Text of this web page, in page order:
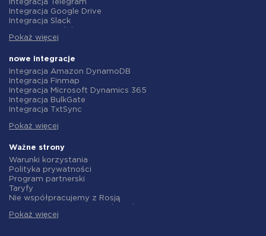
Integracja Telegram
Integracja Google Drive
Integracja Slack
Integracja Gmail
Integracja ClickUp
Integracja Airtable
Integracja Google Contacts
Integracja OpenAI (ChatGPT)
Integracja Instagram
Integracja ActiveCampaign
Integracja Salesforce CRM
Integracja Notion
Integracja AWeber
Integracja Asana
Integracja ZOHO CRM
Integracja Webhooks
Integracja GetResponse
Integracja WooCommerce
Integracja Pipedrive
Pokaż więcej
nowe integracje
Integracja Amazon DynamoDB
Integracja Finmap
Integracja Microsoft Dynamics 365
Integracja BulkGate
Integracja TxtSync
Integracja Corezoid
Integracja Instasent
Integracja AtomPark
Integracja TXTImpact
Integracja Campaign Monitor
Integracja CM.com
Integracja D7 Networks
Integracja SMSGlobal
Pokaż więcej
Ważne strony
Warunki korzystania
Polityka prywatności
Program partnerski
Taryfy
Nie współpracujemy z Rosją
polityka zwrotów
Pokaż więcej